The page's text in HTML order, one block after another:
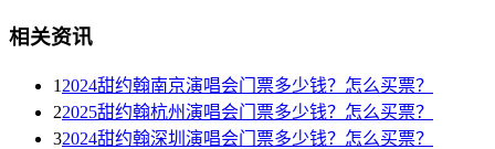
相关资讯
1 2024甜约翰南京演唱会门票多少钱？怎么买票？
22025甜约翰杭州演唱会门票多少钱？怎么买票？
32024甜约翰深圳演唱会门票多少钱？怎么买票？